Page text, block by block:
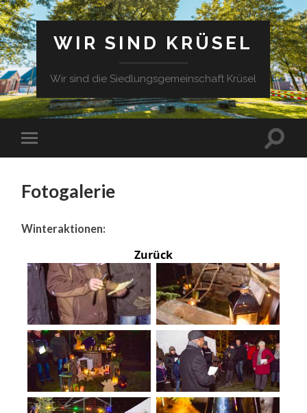
WIR SIND KRÜSEL
Wir sind die Siedlungsgemeinschaft Krüsel
Fotogalerie
Winteraktionen:
Zurück